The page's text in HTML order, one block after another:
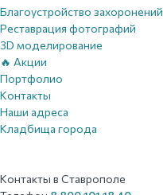
Благоустройство захоронений
Реставрация фотографий
3D моделирование
🔥 Акции
Портфолио
Контакты
Наши адреса
Кладбища города
Контакты в Ставрополе